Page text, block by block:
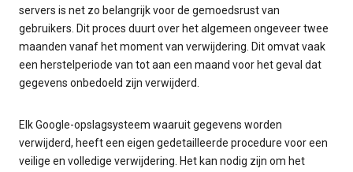
servers is net zo belangrijk voor de gemoedsrust van
gebruikers. Dit proces duurt over het algemeen ongeveer twee
maanden vanaf het moment van verwijdering. Dit omvat vaak
een herstelperiode van tot aan een maand voor het geval dat
gegevens onbedoeld zijn verwijderd.
Elk Google-opslagsysteem waaruit gegevens worden
verwijderd, heeft een eigen gedetailleerde procedure voor een
veilige en volledige verwijdering. Het kan nodig zijn om het